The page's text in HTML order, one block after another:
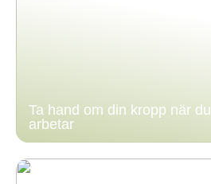
Ta hand om din kropp när du
arbetar